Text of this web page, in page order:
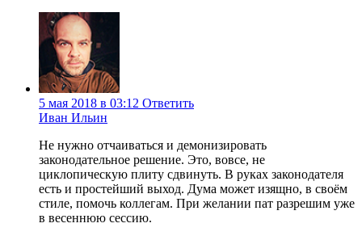
5 мая 2018 в 03:12 Ответить
Иван Ильин
Не нужно отчаиваться и демонизировать
законодательное решение. Это, вовсе, не
циклопическую плиту сдвинуть. В руках законодателя
есть и простейший выход. Дума может изящно, в своём
стиле, помочь коллегам. При желании пат разрешим уже
в весеннюю сессию.